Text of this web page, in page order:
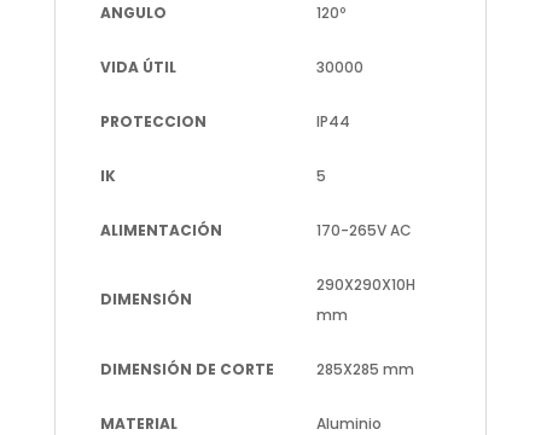
ANGULO 120º
VIDA ÚTIL 30000
PROTECCION IP44
IK 5
ALIMENTACIÓN 170-265V AC
DIMENSIÓN
290X290X10H
mm
DIMENSIÓN DE CORTE 285X285 mm
MATERIAL Aluminio